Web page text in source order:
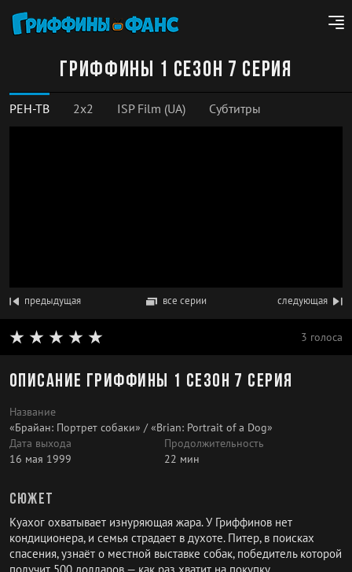
Гриффины 1 сезон 7 серия
РЕН-ТВ 2x2 ISP Film (UA) Субтитры
предыдущая все серии следующая
3 голоса
Описание Гриффины 1 сезон 7 серия
Название
«Брайан: Портрет собаки» / «Brian: Portrait of a Dog»
Дата выхода
16 мая 1999
Продолжительность
22 мин
Сюжет
Куахог охватывает изнуряющая жара. У Гриффинов нет
кондиционера, и семья страдает в духоте. Питер, в поисках
спасения, узнаёт о местной выставке собак, победитель которой